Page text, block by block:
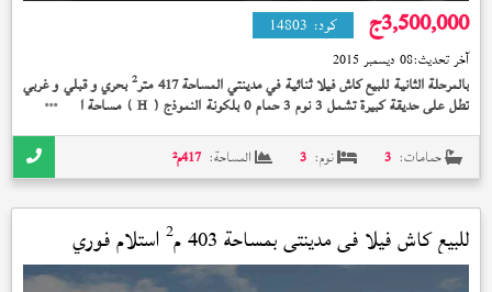
3,500,000ج كود: 14803
آخر تحديث:08 ديسمبر 2015
بالمرحلة الثانية للبيع كاش فيلا ثنائية في مدينتي المساحة 417 متر 2بحري و قبلي و غربي
تطل على حديقة كبيرة تشمل 3 نوم 3 حمام 0 بلكونة النموذج ( H ) مساحة المباني 276
2
2
فوري - نص تشطيب محارة وكهرباء وسباكة وايد جاردن فيو - ارضي وأول وروف وجراج
وحديقة امامية وخلفية مساحة 276 متر على ارض 417 متر بجوار الفنادق
حمامات: 3 نوم: 3 المساحة: 417م²
للبيع كاش فيلا فيمدينتيبمساحة 403 م 2 استلام فوري